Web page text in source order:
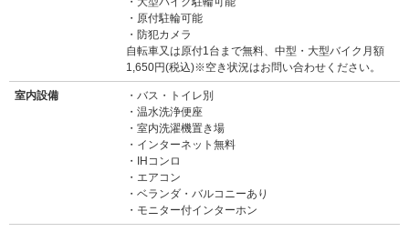
原付駐輪可能
防犯カメラ
自転車又は原付1台まで無料、中型・大型バイク月額
1,650円(税込)※空き状況はお問い合わせください。
室内設備
バス・トイレ別
温水洗浄便座
室内洗濯機置き場
インターネット無料
IHコンロ
エアコン
ベランダ・バルコニーあり
モニター付インターホン